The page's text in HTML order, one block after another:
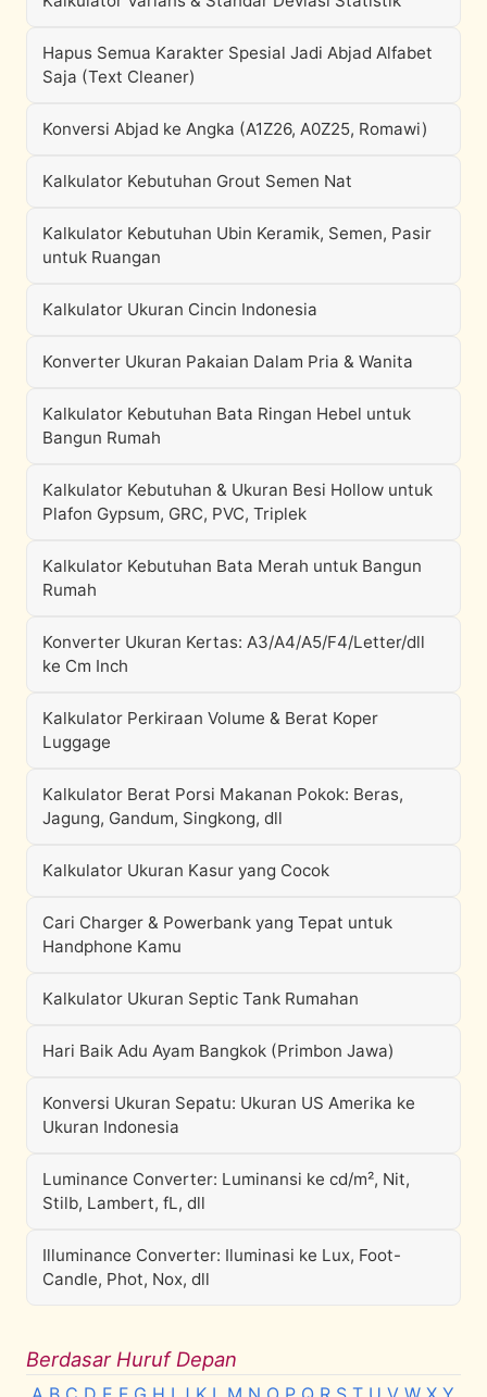
Hapus Semua Karakter Spesial Jadi Abjad Alfabet
Saja (Text Cleaner)
Konversi Abjad ke Angka (A1Z26, A0Z25, Romawi)
Kalkulator Kebutuhan Grout Semen Nat
Kalkulator Kebutuhan Ubin Keramik, Semen, Pasir
untuk Ruangan
Kalkulator Ukuran Cincin Indonesia
Konverter Ukuran Pakaian Dalam Pria & Wanita
Kalkulator Kebutuhan Bata Ringan Hebel untuk
Bangun Rumah
Kalkulator Kebutuhan & Ukuran Besi Hollow untuk
Plafon Gypsum, GRC, PVC, Triplek
Kalkulator Kebutuhan Bata Merah untuk Bangun
Rumah
Konverter Ukuran Kertas: A3/A4/A5/F4/Letter/dll
ke Cm Inch
Kalkulator Perkiraan Volume & Berat Koper
Luggage
Kalkulator Berat Porsi Makanan Pokok: Beras,
Jagung, Gandum, Singkong, dll
Kalkulator Ukuran Kasur yang Cocok
Cari Charger & Powerbank yang Tepat untuk
Handphone Kamu
Kalkulator Ukuran Septic Tank Rumahan
Hari Baik Adu Ayam Bangkok (Primbon Jawa)
Konversi Ukuran Sepatu: Ukuran US Amerika ke
Ukuran Indonesia
Luminance Converter: Luminansi ke cd/m², Nit,
Stilb, Lambert, fL, dll
Illuminance Converter: Iluminasi ke Lux, Foot-
Candle, Phot, Nox, dll
Berdasar Huruf Depan